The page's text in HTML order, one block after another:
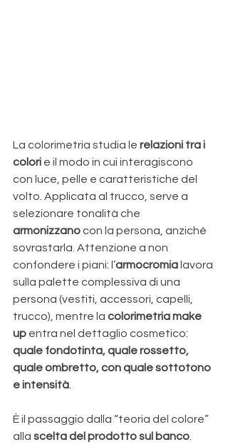
La colorimetria studia le relazioni tra i
colori e il modo in cui interagiscono
con luce, pelle e caratteristiche del
volto. Applicata al trucco, serve a
selezionare tonalità che
armonizzano con la persona, anziché
sovrastarla. Attenzione a non
confondere i piani: l’armocromia lavora
sulla palette complessiva di una
persona (vestiti, accessori, capelli,
trucco), mentre la colorimetria make
up entra nel dettaglio cosmetico:
quale fondotinta, quale rossetto,
quale ombretto, con quale sottotono
e intensità.
È il passaggio dalla “teoria del colore”
alla scelta del prodotto sul banco.